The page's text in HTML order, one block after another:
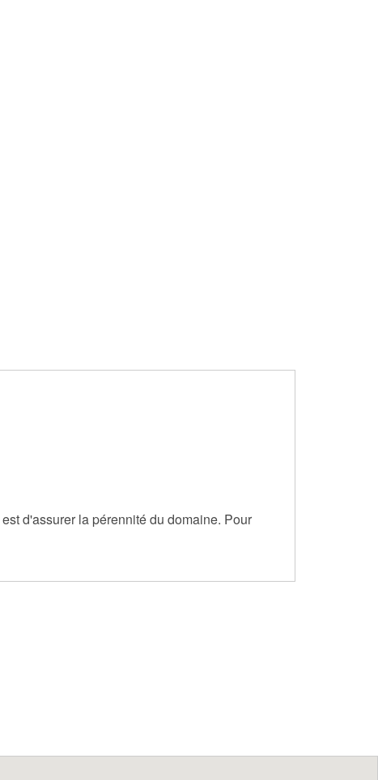
d'assurer la pérennité du domaine. Pour